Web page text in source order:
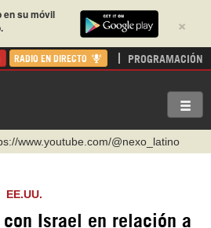
×
en su móvil
RADIO EN DIRECTO PROGRAMACIÓN
www.youtube.com/@nexo_latino
t.me/hispantvcanal
urmedium.com/c/hispantv
EE.UU.
con Israel en relación a